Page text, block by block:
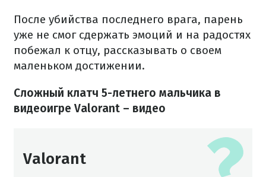
После убийства последнего врага, парень
уже не смог сдержать эмоций и на радостях
побежал к отцу, рассказывать о своем
маленьком достижении.
Сложный клатч 5-летнего мальчика в
видеоигре Valorant – видео
Valorant